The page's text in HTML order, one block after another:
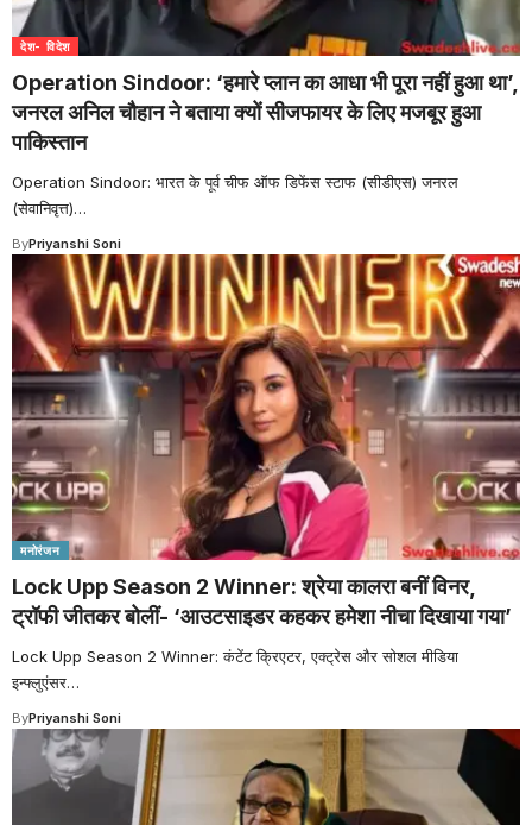
देश- विदेश
Operation Sindoor: ‘हमारे प्लान का आधा भी पूरा नहीं हुआ था’,
जनरल अनिल चौहान ने बताया क्यों सीजफायर के लिए मजबूर हुआ
पाकिस्तान
Operation Sindoor: भारत के पूर्व चीफ ऑफ डिफेंस स्टाफ (सीडीएस) जनरल
(सेवानिवृत्त)…
ByPriyanshi Soni
मनोरंजन
Lock Upp Season 2 Winner: श्रेया कालरा बनीं विनर,
ट्रॉफी जीतकर बोलीं- ‘आउटसाइडर कहकर हमेशा नीचा दिखाया गया’
Lock Upp Season 2 Winner: कंटेंट क्रिएटर, एक्ट्रेस और सोशल मीडिया
इन्फ्लुएंसर…
ByPriyanshi Soni